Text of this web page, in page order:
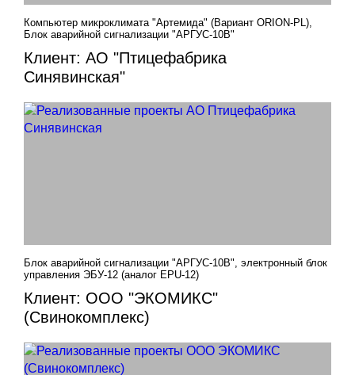
Клиент: АО "Птицефабрика
Синявинская"
Компьютер микроклимата "Артемида" (Вариант ORION-PL),
Блок аварийной сигнализации "АРГУС-10В"
Клиент: ООО "ЭКОМИКС"
(Свинокомплекс)
Блок аварийной сигнализации "АРГУС-10В", электронный блок
управления ЭБУ-12 (аналог EPU-12)